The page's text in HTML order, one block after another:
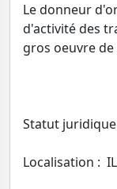
Le donneur
d'activité des
gros oeuvre
Statut juridique
Localisation :